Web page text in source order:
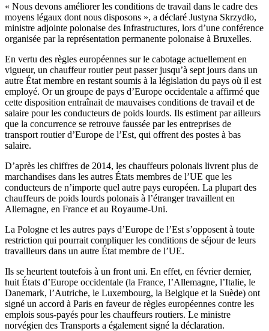
« Nous devons améliorer les conditions de travail dans le cadre des
moyens légaux dont nous disposons », a déclaré Justyna Skrzydło,
ministre adjointe polonaise des Infrastructures, lors d’une conférence
organisée par la représentation permanente polonaise à Bruxelles.
En vertu des règles européennes sur le cabotage actuellement en
vigueur, un chauffeur routier peut passer jusqu’à sept jours dans un
autre État membre en restant soumis à la législation du pays où il est
employé. Or un groupe de pays d’Europe occidentale a affirmé que
cette disposition entraînait de mauvaises conditions de travail et de
salaire pour les conducteurs de poids lourds. Ils estiment par ailleurs
que la concurrence se retrouve faussée par les entreprises de
transport routier d’Europe de l’Est, qui offrent des postes à bas
salaire.
D’après les chiffres de 2014, les chauffeurs polonais livrent plus de
marchandises dans les autres États membres de l’UE que les
conducteurs de n’importe quel autre pays européen. La plupart des
chauffeurs de poids lourds polonais à l’étranger travaillent en
Allemagne, en France et au Royaume-Uni.
La Pologne et les autres pays d’Europe de l’Est s’opposent à toute
restriction qui pourrait compliquer les conditions de séjour de leurs
travailleurs dans un autre État membre de l’UE.
Ils se heurtent toutefois à un front uni. En effet, en février dernier,
huit États d’Europe occidentale (la France, l’Allemagne, l’Italie, le
Danemark, l’Autriche, le Luxembourg, la Belgique et la Suède) ont
signé un accord à Paris en faveur de règles européennes contre les
emplois sous-payés pour les chauffeurs routiers. Le ministre
norvégien des Transports a également signé la déclaration.